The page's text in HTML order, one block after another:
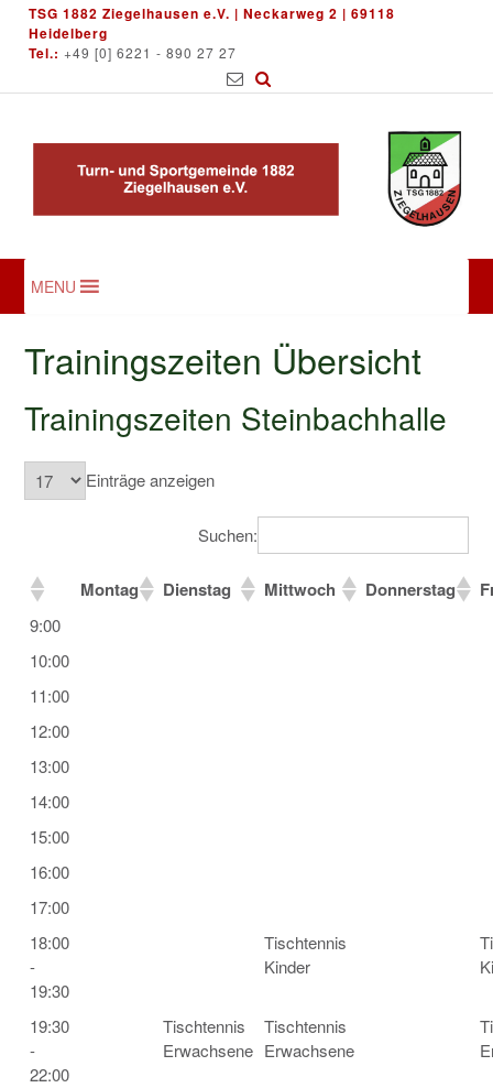
Skip
content
TSG 1882 Ziegelhausen e.V. | Neckarweg 2 | 69118
Heidelberg
Tel.: +49 [0] 6221 - 890 27 27
MENU
Trainingszeiten Übersicht
Trainingszeiten Steinbachhalle
Einträge anzeigen
Suchen:
Montag Dienstag Mittwoch Donnerstag
9:00
10:00
11:00
12:00
13:00
14:00
15:00
16:00
17:00
18:00
-
19:30
Tischtennis
Kinder
19:30
-
22:00
Tischtennis
Erwachsene
Tischtennis
Erwachsene